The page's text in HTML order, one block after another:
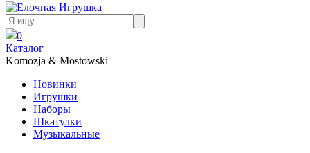
0
Каталог
Komozja & Mostowski
Новинки
Игрушки
Наборы
Шкатулки
Музыкальные